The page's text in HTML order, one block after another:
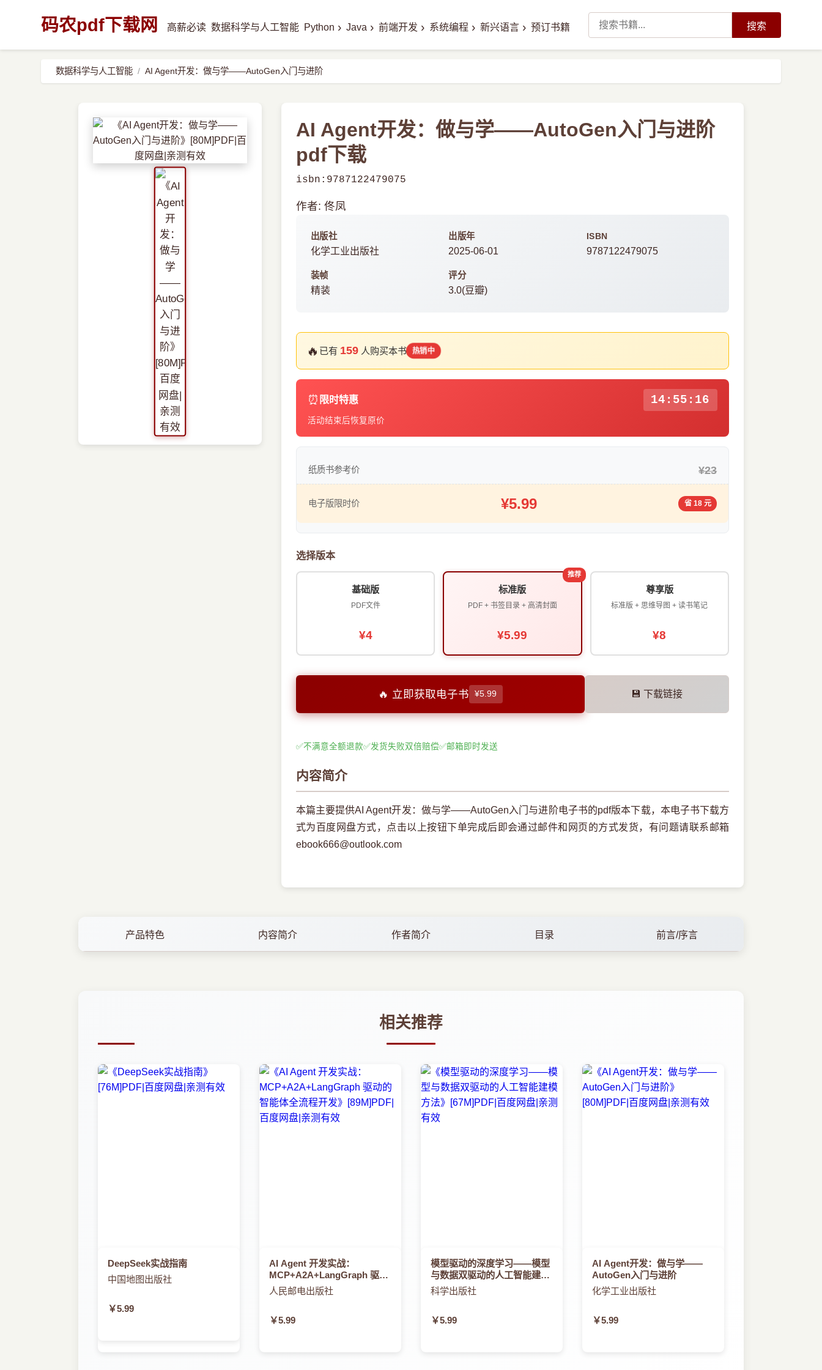
码农pdf下载网 高薪必读 数据科学与人工智能 Python › Java › 前端开发 › 系统编程 › 新兴语言 › 预订书籍 搜索
数据科学与人工智能 AI Agent开发：做与学——AutoGen入门与进阶
AI Agent开发：做与学——AutoGen入门与进阶
pdf下载
isbn:9787122479075
作者: 佟凤
出版社
化学工业出版社
出版年
2025-06-01
ISBN
9787122479075
装帧
精装
评分
3.0(豆瓣)
🔥 已有 159人购买本书 热销中
⏰ 限时特惠 14:55:16
活动结束后恢复原价
纸质书参考价 ¥23
电子版限时价 ¥5.99 省 18 元
选择版本
基础版
PDF文件
¥4
推荐
标准版
PDF + 书签目录 + 高清封面
¥5.99
尊享版
标准版 + 思维导图 + 读书笔记
¥8
🔥 立即获取电子书 ¥5.99 💾 下载链接
✅不满意全额退款✅发货失败双倍赔偿✅邮箱即时发送
内容简介
本篇主要提供AI Agent开发：做与学——AutoGen入门与进阶电子书的pdf版本下载，本电子书下载方
式为百度网盘方式，点击以上按钮下单完成后即会通过邮件和网页的方式发货，有问题请联系邮箱
ebook666@outlook.com
产品特色 内容简介 作者简介 目录 前言/序言
相关推荐
DeepSeek实战指南
中国地图出版社
￥5.99
AI Agent 开发实战：
MCP+A2A+LangGraph 驱动
的智能体全流程开发
人民邮电出版社
￥5.99
模型驱动的深度学习——模型
与数据双驱动的人工智能建模
方法
科学出版社
￥5.99
AI Agent开发：做与学——
AutoGen入门与进阶
化学工业出版社
￥5.99